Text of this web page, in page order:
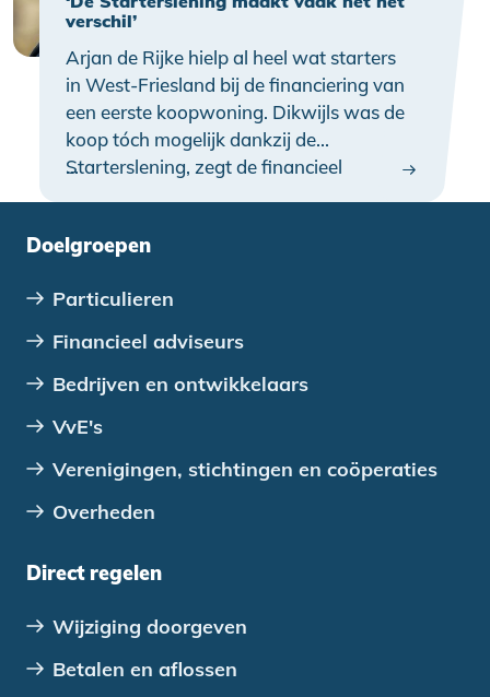
verschil’
Arjan de Rijke hielp al heel wat starters
in West-Friesland bij de financiering van
een eerste koopwoning. Dikwijls was de
koop tóch mogelijk dankzij de
Starterslening, zegt de financieel
Starterslening van 30.000 of 50.000
of niet financieren van een eerste
woning.”
…
Doelgroepen
Particulieren
Financieel adviseurs
Bedrijven en ontwikkelaars
VvE's
Verenigingen, stichtingen en coöperaties
Overheden
Direct regelen
Wijziging doorgeven
Betalen en aflossen